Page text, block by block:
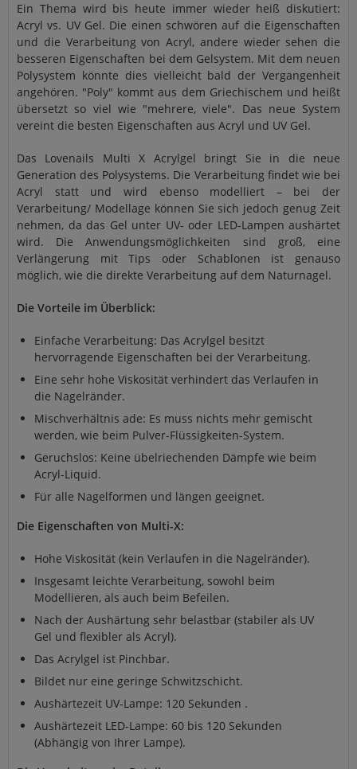
Ein Thema wird bis heute immer wieder heiß diskutiert:
Acryl vs. UV Gel. Die einen schwören auf die Eigenschaften
und die Verarbeitung von Acryl, andere wieder sehen die
besseren Eigenschaften bei dem Gelsystem. Mit dem neuen
Polysystem könnte dies vielleicht bald der Vergangenheit
angehören. "Poly" kommt aus dem Griechischem und heißt
übersetzt so viel wie "mehrere, viele". Das neue System
vereint die besten Eigenschaften aus Acryl und UV Gel.
Das Lovenails Multi X Acrylgel bringt Sie in die neue
Generation des Polysystems. Die Verarbeitung findet wie bei
Acryl statt und wird ebenso modelliert – bei der
Verarbeitung/ Modellage können Sie sich jedoch genug Zeit
nehmen, da das Gel unter UV- oder LED-Lampen aushärtet
wird. Die Anwendungsmöglichkeiten sind groß, eine
Verlängerung mit Tips oder Schablonen ist genauso
möglich, wie die direkte Verarbeitung auf dem Naturnagel.
Die Vorteile im Überblick:
Einfache Verarbeitung: Das Acrylgel besitzt
hervorragende Eigenschaften bei der Verarbeitung.
Eine sehr hohe Viskosität verhindert das Verlaufen in
die Nagelränder.
Mischverhältnis ade: Es muss nichts mehr gemischt
werden, wie beim Pulver-Flüssigkeiten-System.
Geruchslos: Keine übelriechenden Dämpfe wie beim
Acryl-Liquid.
Für alle Nagelformen und längen geeignet.
Die Eigenschaften von Multi-X:
Hohe Viskosität (kein Verlaufen in die Nagelränder).
Insgesamt leichte Verarbeitung, sowohl beim
Modellieren, als auch beim Befeilen.
Nach der Aushärtung sehr belastbar (stabiler als UV
Gel und flexibler als Acryl).
Das Acrylgel ist Pinchbar.
Bildet nur eine geringe Schwitzschicht.
Aushärtezeit UV-Lampe: 120 Sekunden .
Aushärtezeit LED-Lampe: 60 bis 120 Sekunden
(Abhängig von Ihrer Lampe).